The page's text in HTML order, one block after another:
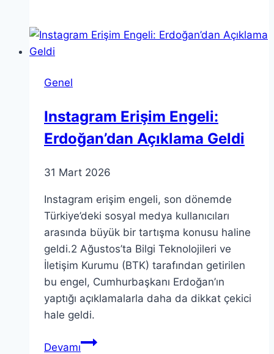
ile
Genel
Instagram Erişim Engeli:
Erdoğan’dan Açıklama Geldi
31 Mart 2026
Instagram erişim engeli, son dönemde
Türkiye’deki sosyal medya kullanıcıları
arasında büyük bir tartışma konusu haline
geldi.2 Ağustos’ta Bilgi Teknolojileri ve
İletişim Kurumu (BTK) tarafından getirilen
bu engel, Cumhurbaşkanı Erdoğan’ın
yaptığı açıklamalarla daha da dikkat çekici
hale geldi.
DevamıInstagram